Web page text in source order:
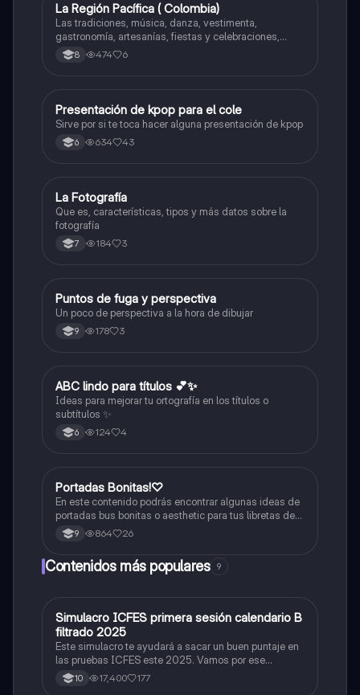
Artes
La Región Pacífica ( Colombia)
Las tradiciones, música, danza, vestimenta,
gastronomía, artesanías, fiestas y celebraciones,
medicina tradicional, ritmos e instrumentos
musicales.
8 474 6
Artes
Presentación de kpop para el cole
Sirve por si te toca hacer alguna presentación de kpop
6 634 43
Artes
La Fotografía
Que es, características, tipos y más datos sobre la
fotografía
7 184 3
Artes
Puntos de fuga y perspectiva
Un poco de perspectiva a la hora de dibujar
9 178 3
Lengua Castellana
ABC lindo para títulos 💕✨
Ideas para mejorar tu ortografía en los títulos o
subtítulos ✨
6 124 4
Artes
Portadas Bonitas!♡
En este contenido podrás encontrar algunas ideas de
portadas bus bonitas o aesthetic para tus libretas de
apuntes!
9 864 26
Contenidos más populares 9
ICFES: Matemáticas
Simulacro ICFES primera sesión calendario B
filtrado 2025
Este simulacro te ayudará a sacar un buen puntaje en
las pruebas ICFES este 2025. Vamos por ese
500/500. Y poder ser admitido en la universidad que
quieras, estudiar la carrera que quieres y no la que te
10 17,400 177